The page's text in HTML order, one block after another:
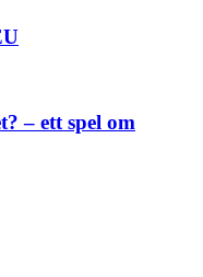
– ett spel om